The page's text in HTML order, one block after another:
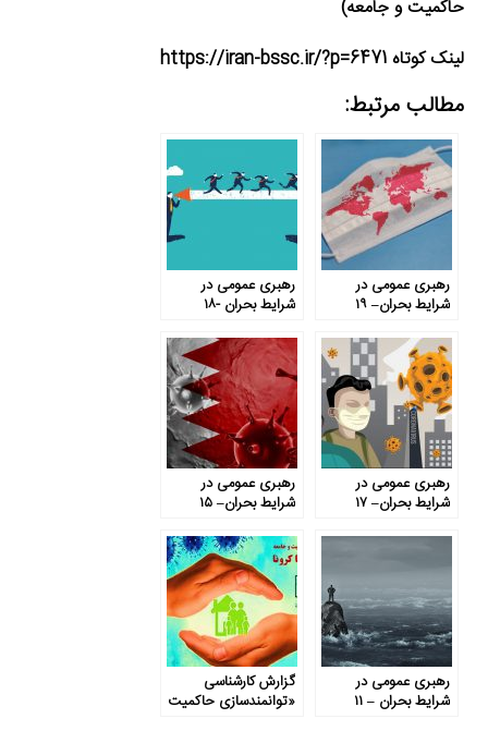
حاکمیت و جامعه)
لینک کوتاه https://iran-bssc.ir/?p=6471
مطالب مرتبط:
رهبری عمومی در
شرایط بحران– ۱۹
رهبری عمومی در
شرایط بحران -۱۸
رهبری عمومی در
شرایط بحران– ۱۷
رهبری عمومی در
شرایط بحران– ۱۵
رهبری عمومی در
شرایط بحران – ۱۱
گزارش کارشناسی
«توانمندسازی حاکمیت